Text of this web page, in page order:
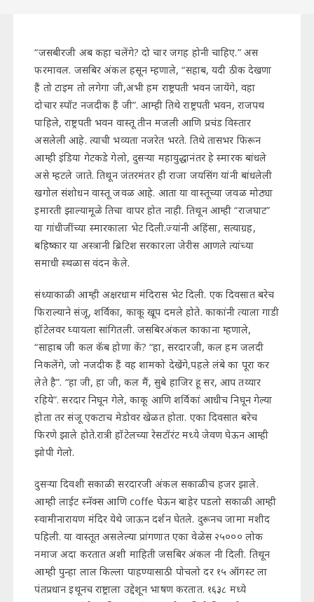
“जसबीरजी अब कहा चलेंगे? दो चार जगह होनी चाहिए.” अस
फरमावल. जसबिर अंकल हसून म्हणाले, “सहाब, यदी ठीक देखणा
हैं तो टाइम तो लगेगा जी,अभी हम राष्ट्रपती भवन जायेंगे, वहा
दोचार स्पॉट नजदीक हैं जी”. आम्ही तिथे राष्ट्रपती भवन, राजपथ
पाहिले, राष्ट्रपती भवन वास्तू तीन मजली आणि प्रचंड विस्तार
असलेली आहे. त्याची भव्यता नजरेत भरते. तिथे तासभर फिरून
आम्ही इंडिया गेटकडे गेलो, दुसऱ्या महायुद्धानंतर हे स्मारक बांधले
असे म्हटले जाते. तिथून जंतरमंतर ही राजा जयसिंग यांनी बांधलेली
खगोल संशोधन वास्तू जवळ आहे. आता या वास्तूच्या जवळ मोठ्या
इमारती झाल्यामूळे तिचा वापर होत नाही. तिथून आम्ही “राजघाट”
या गांधीजींच्या स्मारकाला भेट दिली.ज्यांनी अहिंसा, सत्याग्रह,
बहिष्कार या अस्त्रानी ब्रिटिश सरकारला जेरीस आणले त्यांच्या
समाधी स्थळास वंदन केले.
संध्याकाळी आम्ही अक्षरधाम मंदिरास भेट दिली. एक दिवसात बरेच
फिराल्याने संजू, शर्विका, काकू खूप दमले होते. काकांनी त्याला गाडी
हॉटेलवर घ्यायला सांगितली. जसबिरअंकल काकाना म्हणाले,
“साहाब जी कल कॅब होणा कें? “हा, सरदारजी, कल हम जलदी
निकलेंगे, जो नजदीक हैं वह शामको देखेंगे,पहले लंबे का पूरा कर
लेते है”. “हा जी, हा जी, कल मैं, सुबे हाजिर हू सर, आप तय्यार
रहिये”. सरदार निघून गेले, काकू आणि शर्विकां आधीच निघून गेल्या
होता तर संजू एकटाच मेडोवर खेळत होता. एका दिवसात बरेच
फिरणे झाले होते.रात्री हॉटेलच्या रेसटॉरंट मध्ये जेवण घेऊन आम्ही
झोपी गेलो.
दुसऱ्या दिवशी सकाळी सरदारजी अंकल सकाळीच हजर झाले.
आम्ही लाईट स्नॅक्स आणि coffe घेऊन बाहेर पडलो सकाळी आम्ही
स्वामीनारायण मंदिर येथे जाऊन दर्शन घेतले. दुरूनच जामा मशीद
पहिली. या वास्तूत असलेल्या प्रांगणात एका वेळेस २५००० लोक
नमाज अदा करतात अशी माहिती जसबिर अंकल नी दिली. तिथून
आम्ही पुन्हा लाल किल्ला पाहण्यासाठी पोचलो दर १५ ऑगस्ट ला
पंतप्रधान इथूनच राष्ट्राला उद्देशून भाषण करतात. १६३८ मध्ये